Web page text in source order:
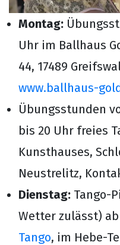
Montag:
Uhr im Ballhaus
44, 17489
www.ballhaus-
Übungsstunden
bis 20 Uhr freies
Kunsthauses,
Neustrelitz,
Dienstag: Tango-
Wetter zulässt)
Tango, im Hebe-